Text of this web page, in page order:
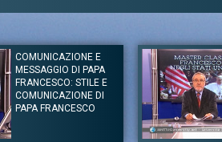
COMUNICAZIONE E
MESSAGGIO DI PAPA
FRANCESCO: STILE E
COMUNICAZIONE DI
PAPA FRANCESCO